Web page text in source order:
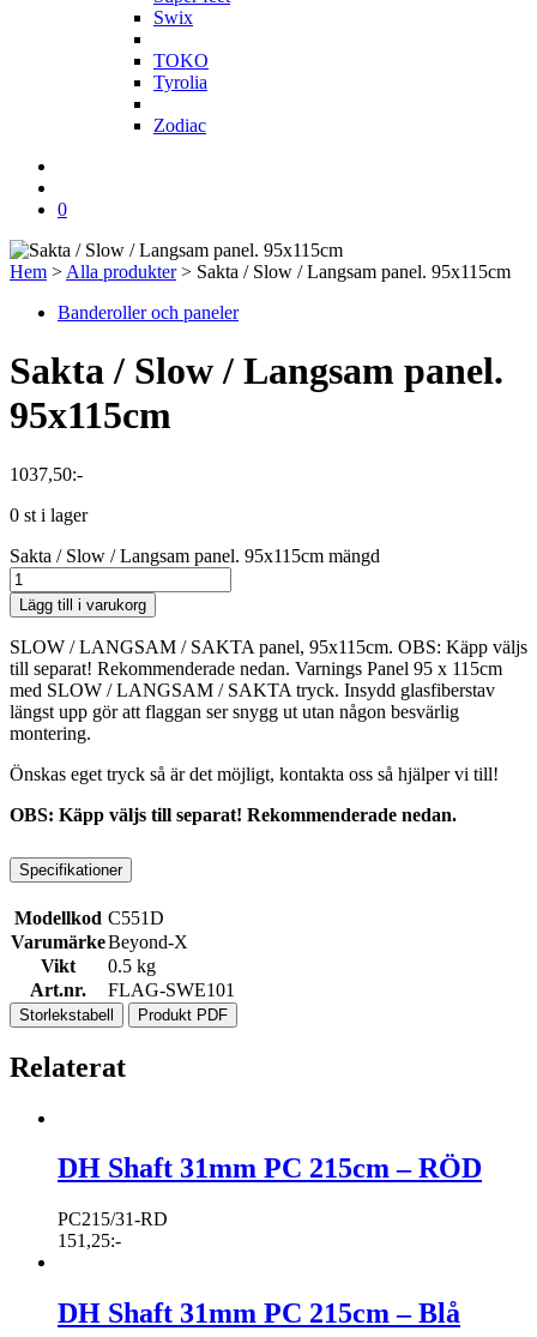
Swix
TOKO
Tyrolia
Zodiac
0
Hem > Alla produkter> Sakta / Slow / Langsam panel. 95x115cm
Banderoller och paneler
Sakta / Slow / Langsam panel.
95x115cm
1037,50:-
0 st i lager
Sakta / Slow / Langsam panel. 95x115cm mängd
Lägg till i varukorg
SLOW / LANGSAM / SAKTA panel, 95x115cm. OBS: Käpp väljs
till separat! Rekommenderade nedan. Varnings Panel 95 x 115cm
med SLOW / LANGSAM / SAKTA tryck. Insydd glasfiberstav
längst upp gör att flaggan ser snygg ut utan någon besvärlig
montering.
Önskas eget tryck så är det möjligt, kontakta oss så hjälper vi till!
OBS: Käpp väljs till separat! Rekommenderade nedan.
Specifikationer
Modellkod C551D
VarumärkeBeyond-X
Vikt
0.5 kg
Art.nr.
FLAG-SWE101
Storlekstabell Produkt PDF
Relaterat
DH Shaft 31mm PC 215cm – RÖD
PC215/31-RD
151,25:-
DH Shaft 31mm PC 215cm – Blå